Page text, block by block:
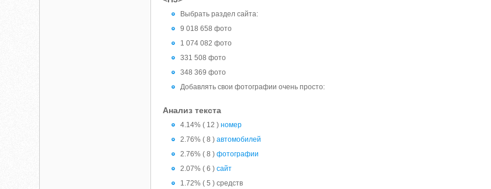
Выбрать раздел сайта:
9 018 658 фото
1 074 082 фото
331 508 фото
348 369 фото
Добавлять свои фотографии очень просто:
Анализ текста
4.14% ( 12 )номер
2.76% ( 8 )автомобилей
2.76% ( 8 )фотографии
2.07% ( 6 )сайт
1.72% ( 5 ) средств